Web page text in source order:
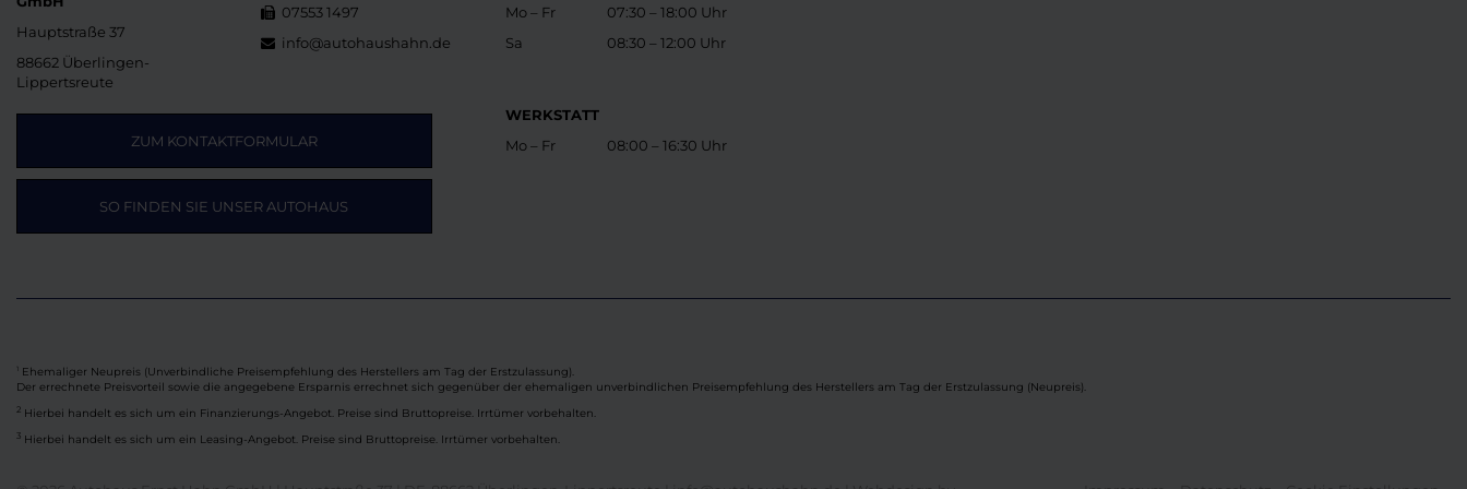
Hauptstraße 37
88662 Überlingen-
Lippertsreute
07553 1497
info@autohaushahn.de
ZUM KONTAKTFORMULAR
SO FINDEN SIE UNSER AUTOHAUS
Mo – Fr
Sa
07:30 – 18:00 Uhr
08:30 – 12:00 Uhr
WERKSTATT
Mo – Fr
08:00 – 16:30 Uhr
Ehemaliger Neupreis (Unverbindliche Preisempfehlung des Herstellers am Tag der Erstzulassung).
Der errechnete Preisvorteil sowie die angegebene Ersparnis errechnet sich gegenüber der ehemaligen unverbindlichen Preisempfehlung des Herstellers am Tag der Erstzulassung (Neupreis).
2 Hierbei handelt es sich um ein Finanzierungs-Angebot. Preise sind Bruttopreise. Irrtümer vorbehalten.
3 Hierbei handelt es sich um ein Leasing-Angebot. Preise sind Bruttopreise. Irrtümer vorbehalten.